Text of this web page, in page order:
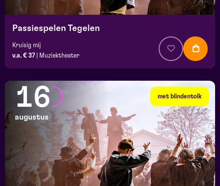
Passiespelen Tegelen
Kruisig mij
v.a. € 37
Muziektheater
met blindentolk
16
augustus